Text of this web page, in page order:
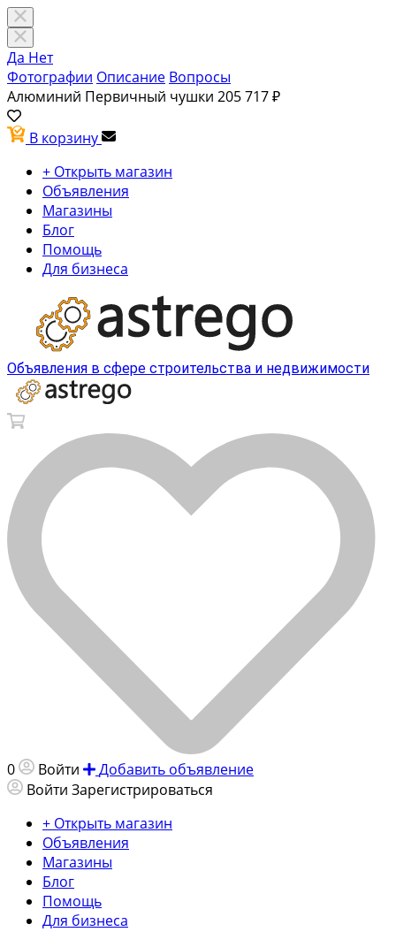
Да Нет
Фотографии Описание Вопросы
Алюминий Первичный чушки 205 717 ₽
В корзину
+ Открыть магазин
Объявления
Магазины
Блог
Помощь
Для бизнеса
Объявления в сфере строительства и недвижимости
0 Войти
Добавить объявление
Войти Зарегистрироваться
+ Открыть магазин
Объявления
Магазины
Блог
Помощь
Для бизнеса